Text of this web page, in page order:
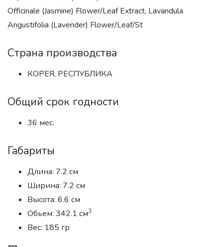
Officinale (Jasmine) Flower/Leaf Extract, Lavandula
Angustifolia (Lavender) Flower/Leaf/St
Страна производства
КОРЕЯ, РЕСПУБЛИКА
Общий срок годности
36 мес.
Габариты
Длина: 7.2 см
Ширина: 7.2 см
Высота: 6.6 см
Обьем: 342.1 см3
Вес: 185 гр